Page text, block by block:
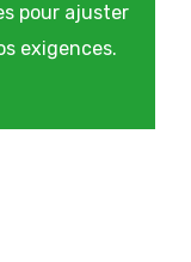
pour ajuster
exigences.